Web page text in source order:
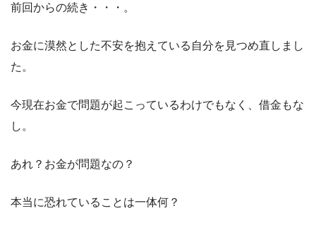
前回からの続き・・・。
お金に漠然とした不安を抱えている自分を見つめ直しまし
た。
今現在お金で問題が起こっているわけでもなく、借金もな
し。
あれ？お金が問題なの？
本当に恐れていることは一体何？